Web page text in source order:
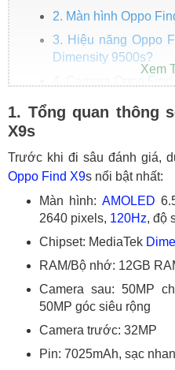
2. Màn hình Oppo
3. Hiệu năng Oppo
Dimensity 9500s?
5. Pin Oppo Find
Kết luận: Cấu hình
phân khúc không?
1. Tổng quan thông
X9s
Trước khi đi sâu đánh giá,
Oppo Find X9s nổi bật nhất:
Màn hình: AMOLED
2640 pixels, 120Hz, độ
Chipset: MediaTek
RAM/Bộ nhớ: 12GB
Camera sau: 50MP
50MP góc siêu rộng
Camera trước: 32MP
Pin: 7025mAh, sạc